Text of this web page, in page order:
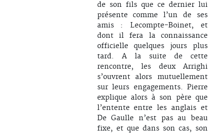
de son fils que ce dernier lui
présente comme l’un de ses
amis : Lecompte-Boinet, et
dont il fera la connaissance
officielle quelques jours plus
tard. A la suite de cette
rencontre, les deux Arrighi
s’ouvrent alors mutuellement
sur leurs engagements. Pierre
explique alors à son père que
l’entente entre les anglais et
De Gaulle n’est pas au beau
fixe, et que dans son cas, son